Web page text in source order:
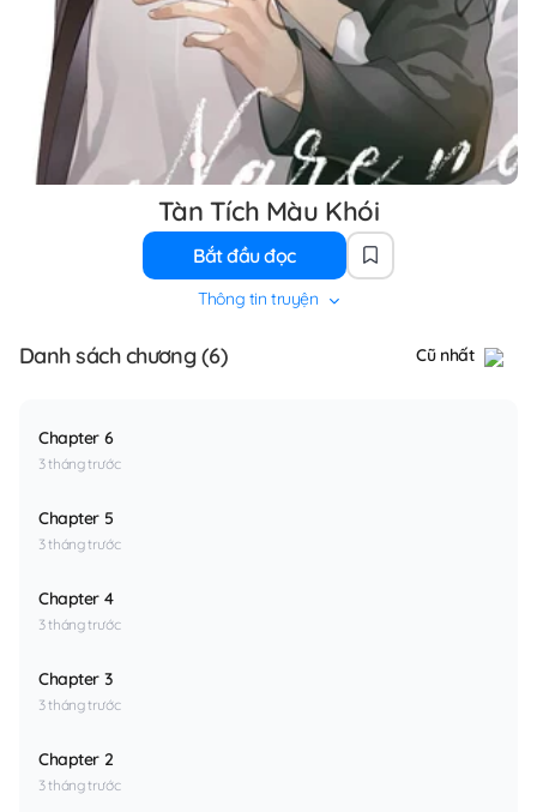
Tàn Tích Màu Khói
Bắt đầu đọc
Thông tin truyện
Danh sách chương (6) Cũ nhất
Chapter 6
3 tháng trước
Chapter 5
3 tháng trước
Chapter 4
3 tháng trước
Chapter 3
3 tháng trước
Chapter 2
3 tháng trước